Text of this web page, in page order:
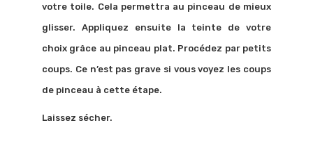
votre toile. Cela permettra au pinceau de mieux
glisser. Appliquez ensuite la teinte de votre
choix grâce au pinceau plat. Procédez par petits
coups. Ce n’est pas grave si vous voyez les coups
de pinceau à cette étape.
Laissez sécher.